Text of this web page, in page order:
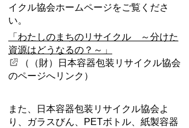
イクル協会ホームページをご覧くださ
い。
「わたしのまちのリサイクル ～分けた
資源はどうなるの？～」
（（財）日本容器包装リサイクル協会
のページへリンク）
また、日本容器包装リサイクル協会よ
り、ガラスびん、PETボトル、紙製容器